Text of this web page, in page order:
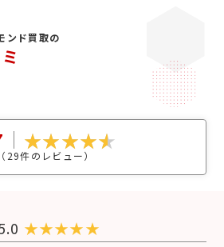
ンド買取の
（ 29件のレビュー）
★★★★★